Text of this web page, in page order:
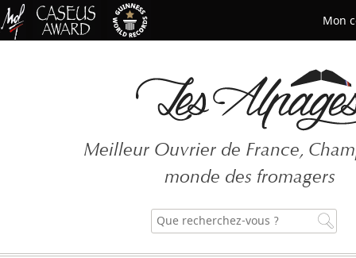
Meilleur Ouvrier de France,
monde des fromagers
Mon
Mot de passe oublié ?
CRÉER UN